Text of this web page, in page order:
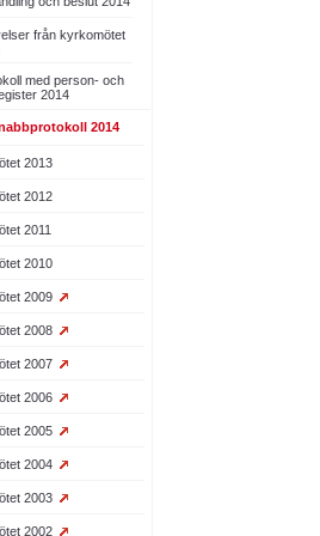
från kyrkomötet
med person- och
2014
2014
2013
2012
2011
2010
2009
2008
2007
2006
2005
2004
2003
2002